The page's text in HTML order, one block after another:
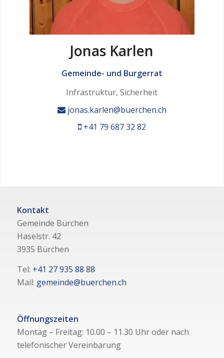
Jonas Karlen
Gemeinde- und Burgerrat
Infrastruktur, Sicherheit
jonas.karlen@buerchen.ch
+41 79 687 32 82
Kontakt
Gemeinde Bürchen
Haselstr. 42
3935 Bürchen
Tel: +41 27 935 88 88
Mail: gemeinde@buerchen.ch
Öffnungszeiten
Montag – Freitag: 10.00 – 11.30 Uhr oder nach
telefonischer Vereinbarung